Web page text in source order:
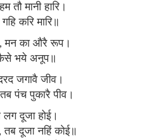
तौ मानी हारि।
करि मारि॥
मन का औरै रूप।
कैसे भये अनूप॥
जगावै जीव।
पंच पुकारै पीव।
दूजा होई।
तब दूजा नहिं कोई॥